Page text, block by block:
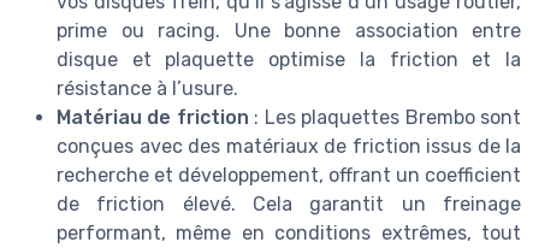
prime ou racing. Une bonne association entre
disque et plaquette optimise la friction et la
résistance à l’usure.
Matériau de friction : Les plaquettes Brembo sont
conçues avec des matériaux de friction issus de la
recherche et développement, offrant un coefficient
de friction élevé. Cela garantit un freinage
performant, même en conditions extrêmes, tout